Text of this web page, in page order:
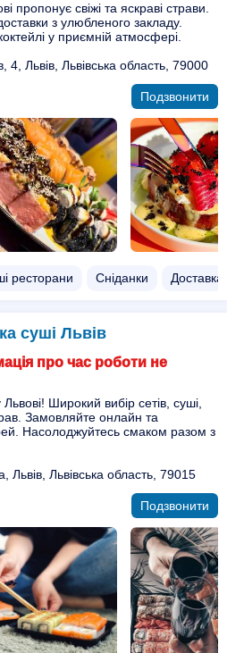
пропонує свіжі та яскраві страви.
з улюбленого закладу.
у приємній атмосфері.
4, Львів, Львівська область, 79000
Подзвонити
ресторани Сніданки Доставка
суші Львів
про час роботи не
Широкий вибір сетів, суші,
Замовляйте онлайн та
Насолоджуйтесь смаком разом з
Львів, Львівська область, 79015
Подзвонити